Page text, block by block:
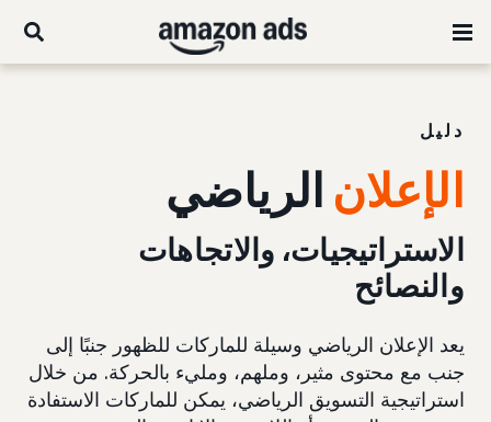
دليل
الإعلان الرياضي
الاستراتيجيات، والاتجاهات
والنصائح
يعد الإعلان الرياضي وسيلة للماركات للظهور جنبًا إلى
جنب مع محتوى مثير، وملهم، ومليء بالحركة. من خلال
استراتيجية التسويق الرياضي، يمكن للماركات الاستفادة